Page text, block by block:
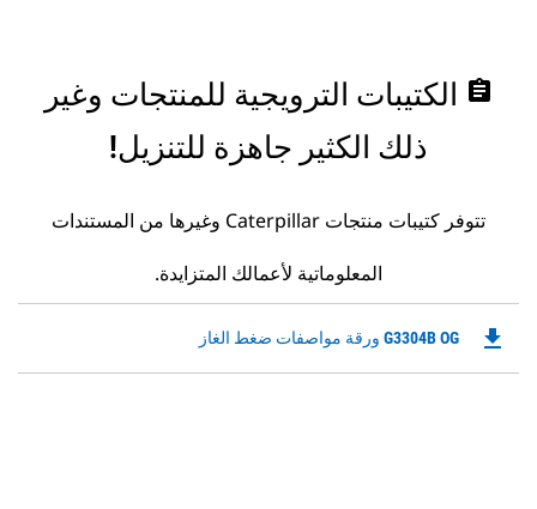
assignment الكتيبات الترويجية للمنتجات وغير
ذلك الكثير جاهزة للتنزيل!
تتوفر كتيبات منتجات Caterpillar وغيرها من المستندات
المعلوماتية لأعمالك المتزايدة.
G3304B OG ورقة مواصفات ضغط الغاز
Downloadable
file_download